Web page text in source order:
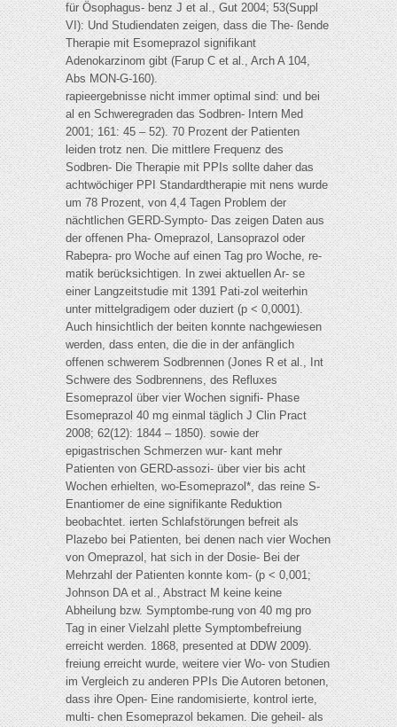
für Ösophagus- benz J et al., Gut 2004; 53(Suppl
VI): Und Studiendaten zeigen, dass die The- ßende
Therapie mit Esomeprazol signifikant
Adenokarzinom gibt (Farup C et al., Arch A 104,
Abs MON-G-160).
rapieergebnisse nicht immer optimal sind: und bei
al en Schweregraden das Sodbren- Intern Med
2001; 161: 45 – 52). 70 Prozent der Patienten
leiden trotz nen. Die mittlere Frequenz des
Sodbren- Die Therapie mit PPIs sollte daher das
achtwöchiger PPI Standardtherapie mit nens wurde
um 78 Prozent, von 4,4 Tagen Problem der
nächtlichen GERD-Sympto- Das zeigen Daten aus
der offenen Pha- Omeprazol, Lansoprazol oder
Rabepra- pro Woche auf einen Tag pro Woche, re-
matik berücksichtigen. In zwei aktuellen Ar- se
einer Langzeitstudie mit 1391 Pati-zol weiterhin
unter mittelgradigem oder duziert (p < 0,0001).
Auch hinsichtlich der beiten konnte nachgewiesen
werden, dass enten, die die in der anfänglich
offenen schwerem Sodbrennen (Jones R et al., Int
Schwere des Sodbrennens, des Refluxes
Esomeprazol über vier Wochen signifi- Phase
Esomeprazol 40 mg einmal täglich J Clin Pract
2008; 62(12): 1844 – 1850). sowie der
epigastrischen Schmerzen wur- kant mehr
Patienten von GERD-assozi- über vier bis acht
Wochen erhielten, wo-Esomeprazol*, das reine S-
Enantiomer de eine signifikante Reduktion
beobachtet. ierten Schlafstörungen befreit als
Plazebo bei Patienten, bei denen nach vier Wochen
von Omeprazol, hat sich in der Dosie- Bei der
Mehrzahl der Patienten konnte kom- (p < 0,001;
Johnson DA et al., Abstract M keine keine
Abheilung bzw. Symptombe-rung von 40 mg pro
Tag in einer Vielzahl plette Symptombefreiung
erreicht werden. 1868, presented at DDW 2009).
freiung erreicht wurde, weitere vier Wo- von Studien
im Vergleich zu anderen PPIs Die Autoren betonen,
dass ihre Open- Eine randomisierte, kontrol ierte,
multi- chen Esomeprazol bekamen. Die geheil- als